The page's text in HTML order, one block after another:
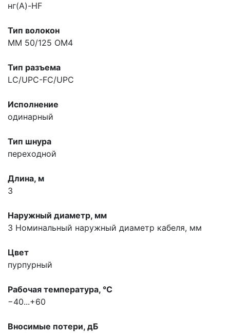
нг(A)-HF
Тип волокон
MM 50/125 OM4
Тип разъема
LC/UPC-FC/UPC
Исполнение
одинарный
Тип шнура
переходной
Длина, м
3
Наружный диаметр, мм
3 Номинальный наружный диаметр кабеля, мм
Цвет
пурпурный
Рабочая температура, °С
−40...+60
Вносимые потери, дБ